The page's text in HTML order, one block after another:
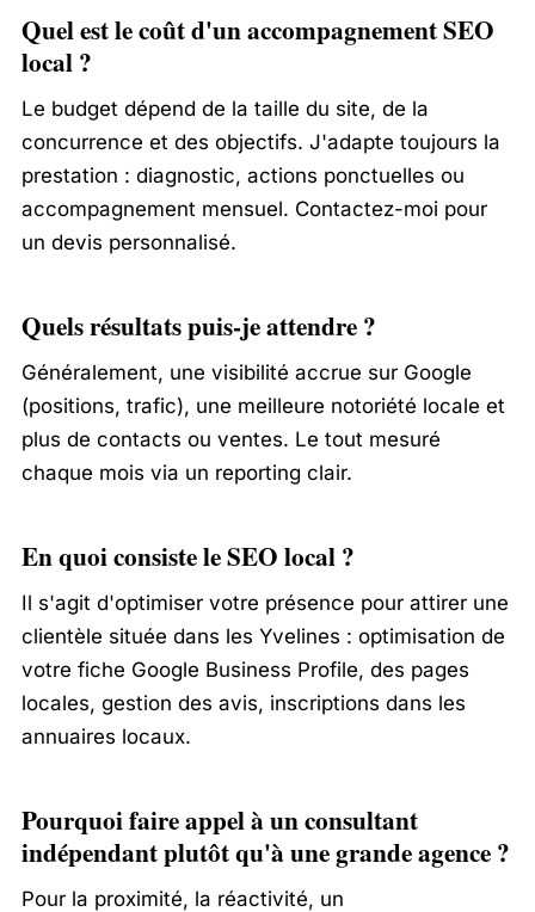
Quel est le coût d'un accompagnement SEO
local ?
Le budget dépend de la taille du site, de la
concurrence et des objectifs. J'adapte toujours la
prestation : diagnostic, actions ponctuelles ou
accompagnement mensuel. Contactez-moi pour
un devis personnalisé.
Quels résultats puis-je attendre ?
Généralement, une visibilité accrue sur Google
(positions, trafic), une meilleure notoriété locale et
plus de contacts ou ventes. Le tout mesuré
chaque mois via un reporting clair.
En quoi consiste le SEO local ?
Il s'agit d'optimiser votre présence pour attirer une
clientèle située dans les Yvelines : optimisation de
votre fiche Google Business Profile, des pages
locales, gestion des avis, inscriptions dans les
annuaires locaux.
Pourquoi faire appel à un consultant
indépendant plutôt qu'à une grande agence ?
Pour la proximité, la réactivité, un